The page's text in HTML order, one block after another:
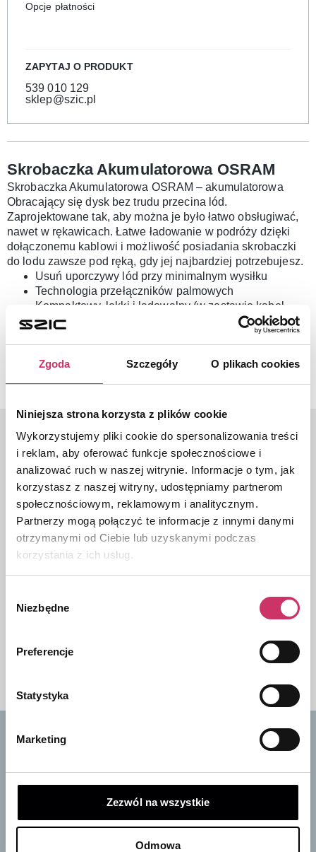
Zgoda Szczegóły O plikach cookies
Niniejsza strona korzysta z plików cookie
Wykorzystujemy pliki cookie do spersonalizowania treści
i reklam, aby oferować funkcje społecznościowe i
analizować ruch w naszej witrynie. Informacje o tym, jak
korzystasz z naszej witryny, udostępniamy partnerom
społecznościowym, reklamowym i analitycznym.
Partnerzy mogą połączyć te informacje z innymi danymi
otrzymanymi od Ciebie lub uzyskanymi podczas
korzystania z ich usług.
zgody
Niezbędne
Preferencje
Statystyka
Marketing
Zezwól na wszystkie
Odmowa
Opcje płatności
ZAPYTAJ O PRODUKT
539 010 129
sklep@szic.pl
Skrobaczka Akumulatorowa OSRAM
Skrobaczka Akumulatorowa OSRAM – akumulatorowa
Obracający się dysk bez trudu przecina lód.
Zaprojektowane tak, aby można je było łatwo obsługiwać,
nawet w rękawicach. Łatwe ładowanie w podróży dzięki
dołączonemu kablowi i możliwość posiadania skrobaczki
do lodu zawsze pod ręką, gdy jej najbardziej potrzebujesz.
Usuń uporczywy lód przy minimalnym wysiłku
Technologia przełączników palmowych
Kompaktowy, lekki i ładowalny (w zestawie kabel
ładujący USB-C)
Idealna do przedniej szyby i innych powierzchni
Produkt renomowanej marki OSRAM
Ostatnio oglądane
Skrobaczka
Akumulatorowa
OSRAM
179,00
Listwa ochronna
progu bagażnika | KIA
SORENTO IV 2020
Kable ADAPTERY-
129,00zł
Felga aluminiowa 17"
| KIA Sportage NQ5
i odbierz 10% rabatu na pierwsze zakupy
Bądź na bieżąco ze wszystkimi nowościami i